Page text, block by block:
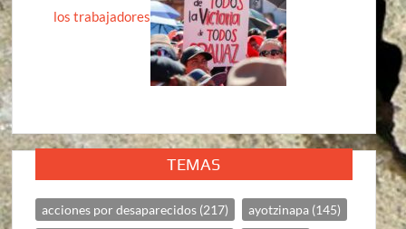
los trabajadores
TEMAS
acciones por desaparecidos (217) ayotzinapa (145)